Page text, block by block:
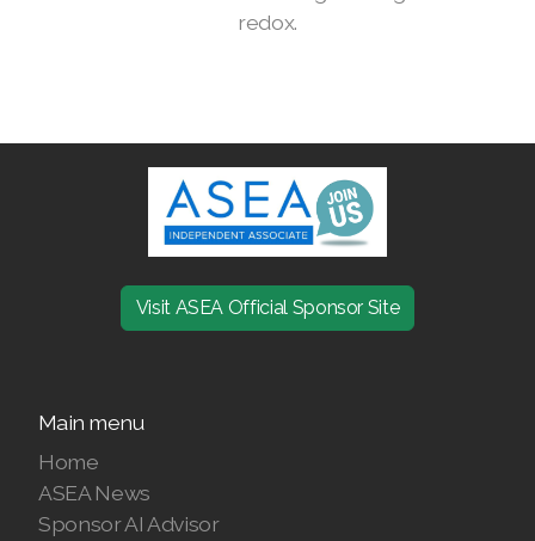
redox.
Visit ASEA Official Sponsor Site
Main menu
Home
ASEA News
Sponsor AI Advisor
Join ASEA Germany (Deutsch)
Join ASEA Hong Kong (English)
Join ASEA Hong Kong (中文)
Join ASEA Hungary (Magyar)
Join ASEA Malaysia (Bahasa Malaysia)
Join ASEA Malaysia (English)